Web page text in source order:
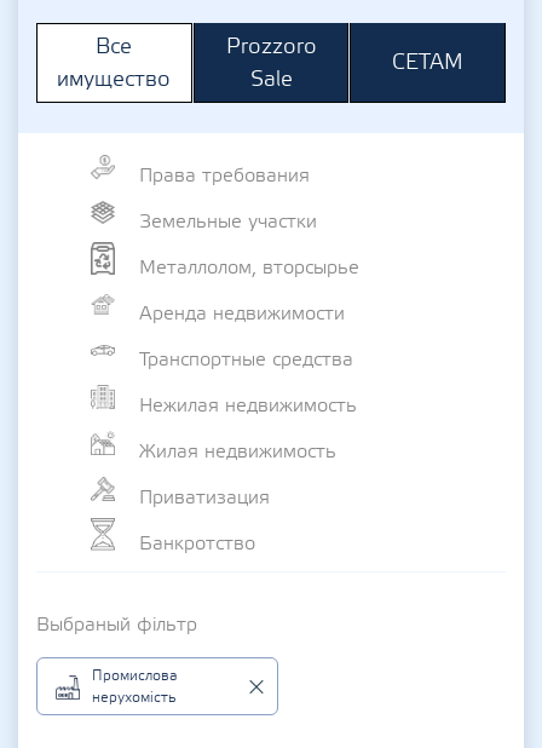
Все
имущество
Prozzoro
Sale
СЕТАМ
Права требования
Земельные участки
Металлолом, вторсырье
Аренда недвижимости
Транспортные средства
Нежилая недвижимость
Жилая недвижимость
Приватизация
Банкротство
Выбраный фільтр
Промислова
нерухомість